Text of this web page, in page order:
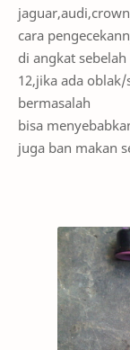
cara
di angkat
12,jika ada
bermasalah
bisa
juga ban makan